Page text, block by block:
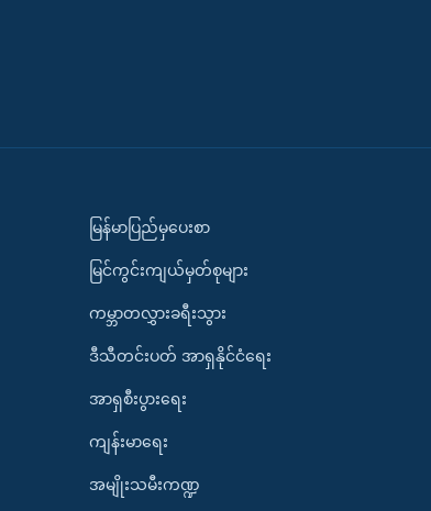
မြန်မာပြည်မှပေးစာ
မြင်ကွင်းကျယ်မှတ်စုများ
ကမ္ဘာတလွှားခရီးသွား
ဒီသီတင်းပတ် အာရှနိုင်ငံရေး
အာရှစီးပွားရေး
ကျန်းမာရေး
အမျိုးသမီးကဏ္ဍ